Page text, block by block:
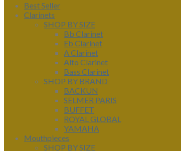
Best Seller
Clarinets
SHOP BY SIZE
Bb Clarinet
Eb Clarinet
A Clarinet
Alto Clarinet
Bass Clarinet
SHOP BY BRAND
BACKUN
SELMER PARIS
BUFFET
ROYAL GLOBAL
YAMAHA
Mouthpieces
SHOP BY SIZE